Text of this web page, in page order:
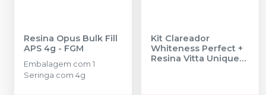
Resina Opus Bulk Fill
APS 4g - FGM
Embalagem com 1
Seringa com 4g
Kit Clareador
Whiteness Perfect +
Resina Vitta Unique